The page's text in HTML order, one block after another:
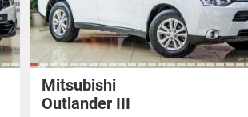
Mitsubishi
Outlander III